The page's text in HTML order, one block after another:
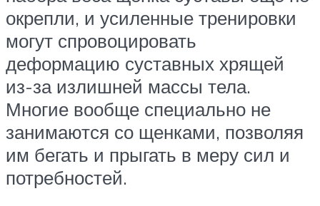
окрепли, и усиленные тренировки
могут спровоцировать
деформацию суставных хрящей
из-за излишней массы тела.
Многие вообще специально не
занимаются со щенками, позволяя
им бегать и прыгать в меру сил и
потребностей.